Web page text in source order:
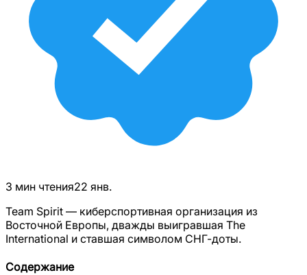
3 мин чтения22 янв.
Team Spirit — киберспортивная организация из
Восточной Европы, дважды выигравшая The
International и ставшая символом СНГ-доты.
Содержание